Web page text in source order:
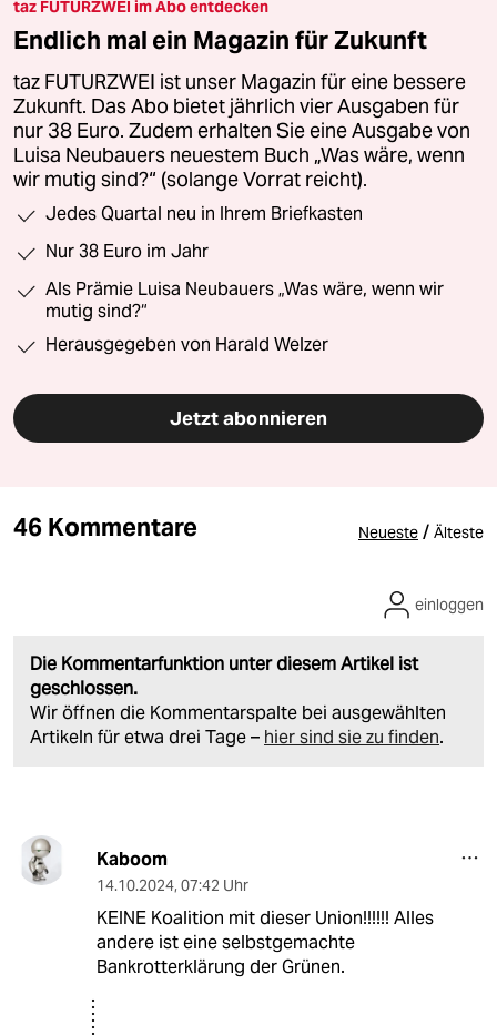
taz FUTURZWEI im Abo entdecken
Endlich mal ein Magazin für Zukunft
taz FUTURZWEI ist unser Magazin für eine bessere
Zukunft. Das Abo bietet jährlich vier Ausgaben für
nur 38 Euro. Zudem erhalten Sie eine Ausgabe von
Luisa Neubauers neuestem Buch „Was wäre, wenn
wir mutig sind?“ (solange Vorrat reicht).
Jedes Quartal neu in Ihrem Briefkasten
Nur 38 Euro im Jahr
Als Prämie Luisa Neubauers „Was wäre, wenn wir
mutig sind?“
Herausgegeben von Harald Welzer
Jetzt abonnieren
46 Kommentare Neueste / Älteste
Die Kommentarfunktion unter diesem Artikel ist
geschlossen.
Wir öffnen die Kommentarspalte bei ausgewählten
Artikeln für etwa drei Tage – hier sind sie zu finden.
einloggen
Kaboom
14.10.2024, 07:42 Uhr
KEINE Koalition mit dieser Union!!!!!! Alles
andere ist eine selbstgemachte
Bankrotterklärung der Grünen.